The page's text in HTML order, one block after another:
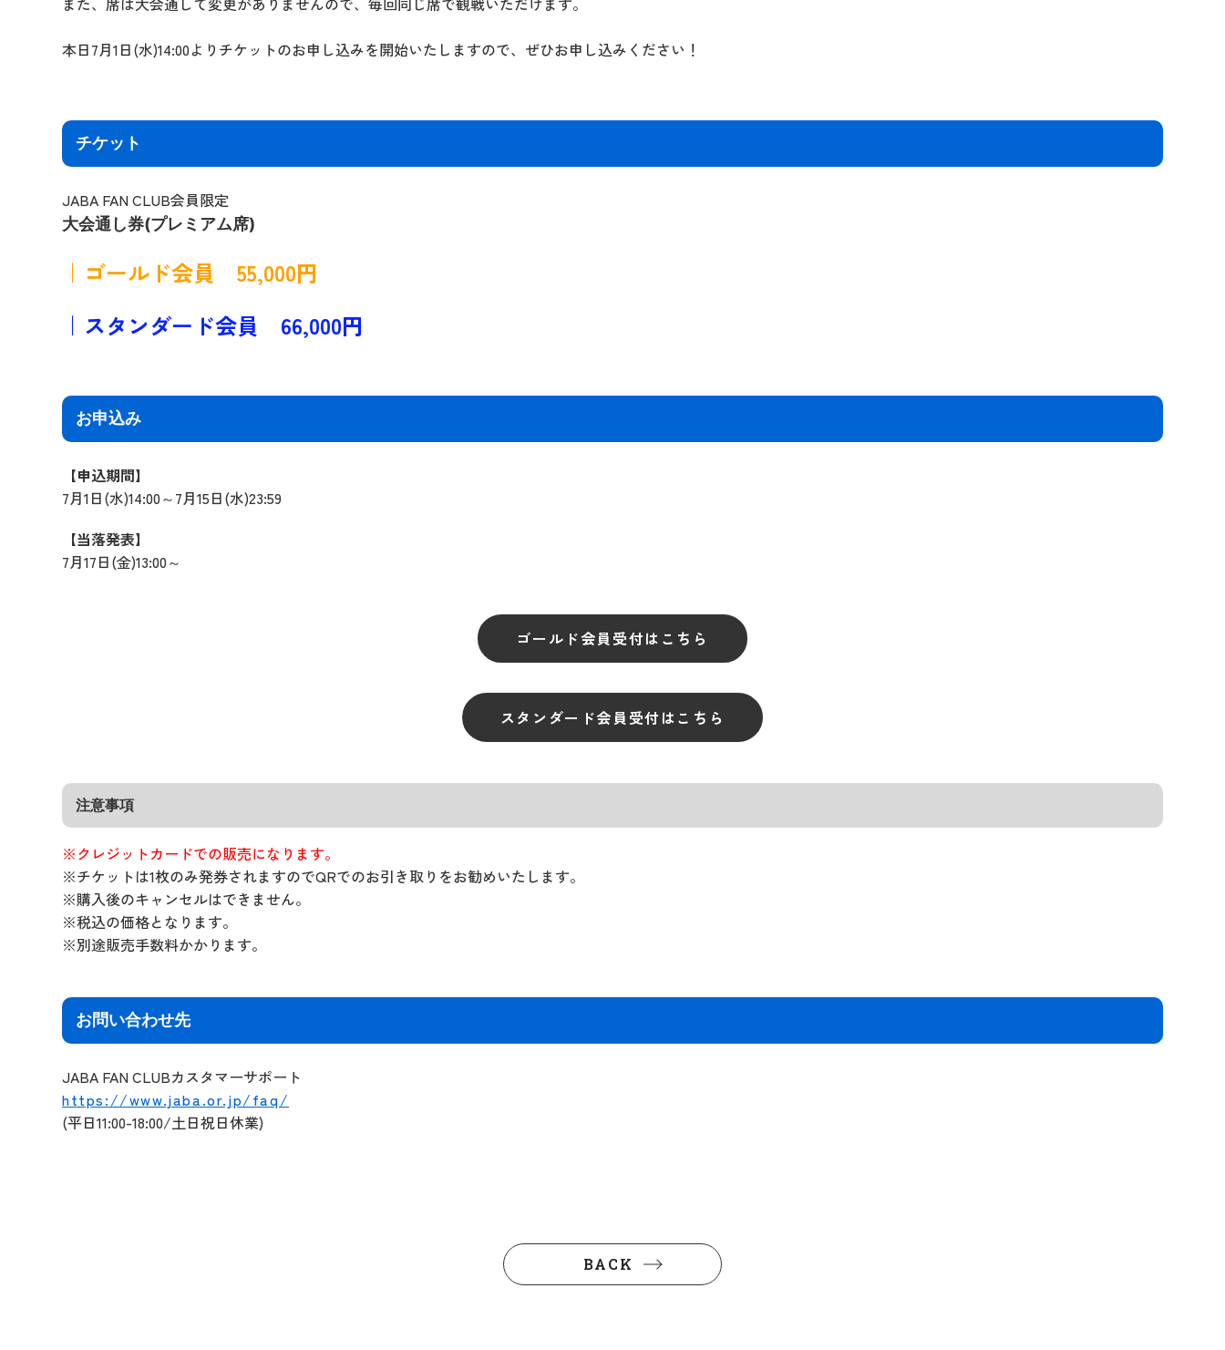
本日7月1日(水)14:00よりチケットのお申し込みを開始いたしますので、ぜひお申し込みください！
チケット
JABA FAN CLUB会員限定
大会通し券(プレミアム席)
｜ゴールド会員 55,000円
｜スタンダード会員 66,000円
お申込み
【申込期間】
7月1日(水)14:00～7月15日(水)23:59
【当落発表】
7月17日(金)13:00～
ゴールド会員受付はこちら
スタンダード会員受付はこちら
注意事項
※クレジットカードでの販売になります。
※チケットは1枚のみ発券されますのでQRでのお引き取りをお勧めいたします。
※購入後のキャンセルはできません。
※税込の価格となります。
※別途販売手数料かかります。
お問い合わせ先
JABA FAN CLUBカスタマーサポート
https://www.jaba.or.jp/faq/
(平日11:00-18:00/土日祝日休業)
BACK